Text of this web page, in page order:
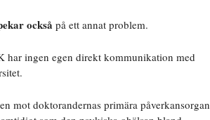
också på ett annat problem.
har ingen egen direkt kommunikation med
mot doktorandernas primära påverkansorgan